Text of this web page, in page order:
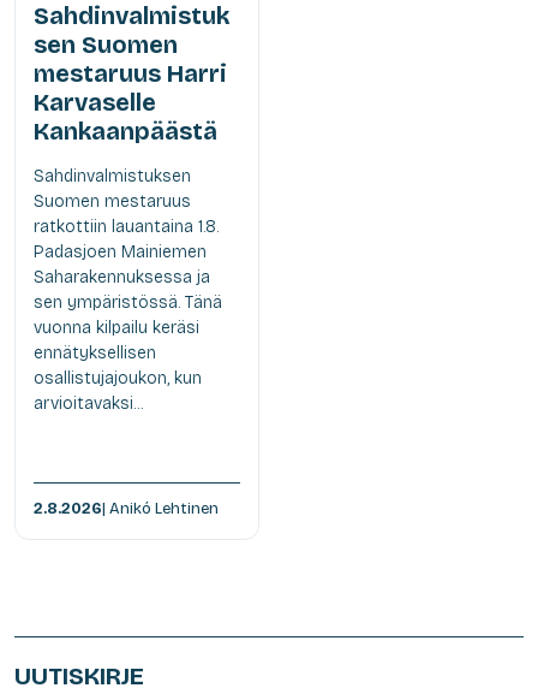
Sahdinvalmistuk
sen Suomen
mestaruus Harri
Karvaselle
Kankaanpäästä
Sahdinvalmistuksen
Suomen mestaruus
ratkottiin lauantaina 1.8.
Padasjoen Mainiemen
Saharakennuksessa ja
sen ympäristössä. Tänä
vuonna kilpailu keräsi
ennätyksellisen
osallistujajoukon, kun
arvioitavaksi...
2.8.2026| Anikó Lehtinen
UUTISKIRJE